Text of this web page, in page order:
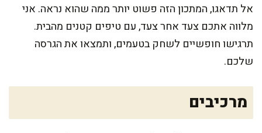
אל תדאגו, המתכון הזה פשוט יותר ממה שהוא נראה. אני
מלווה אתכם צעד אחר צעד, עם טיפים קטנים מהבית.
תרגישו חופשיים לשחק בטעמים, ותמצאו את הגרסה
שלכם.
מרכיבים